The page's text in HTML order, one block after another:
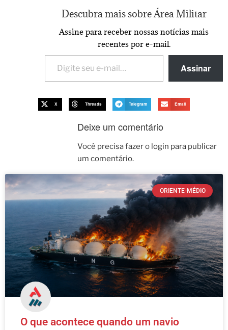
Descubra mais sobre Área Militar
Assine para receber nossas notícias mais
recentes por e-mail.
Assinar
X Threads Telegram Email
Deixe um comentário
Você precisa fazer o login para publicar
um comentário.
ORIENTE-MÉDIO
O que acontece quando um navio